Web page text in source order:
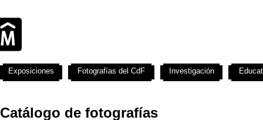
Catálogo de fotografías
Exposiciones Fotografías del CdF Investigación